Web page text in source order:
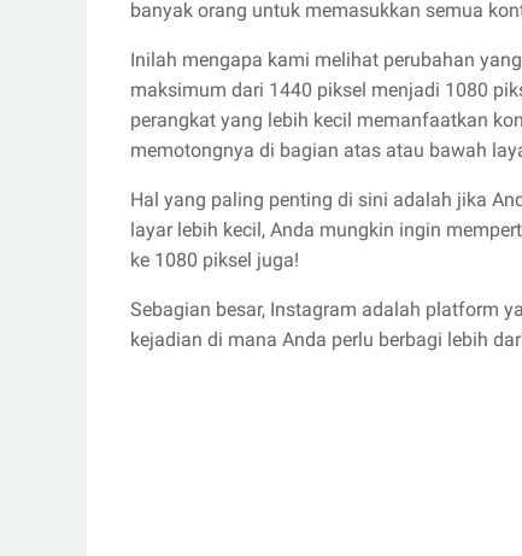
banyak orang untuk memasukkan semua
Inilah mengapa kami melihat perubahan
maksimum dari 1440 piksel menjadi 1080
perangkat yang lebih kecil memanfaatkan
memotongnya di bagian atas atau bawah
Hal yang paling penting di sini adalah jika
layar lebih kecil, Anda mungkin ingin
ke 1080 piksel juga!
Sebagian besar, Instagram adalah platform
kejadian di mana Anda perlu berbagi lebih